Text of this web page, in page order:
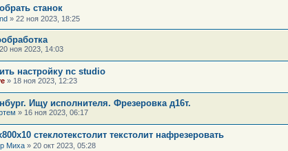
станок
» 22 ноя 2023, 18:25
20 ноя 2023, 14:03
настройку nc studio
» 18 ноя 2023, 12:23
Ищу исполнителя. Фрезеровка д16т.
» 16 ноя 2023, 06:17
стеклотекстолит текстолит нафрезеровать
Миха » 20 окт 2023, 05:28